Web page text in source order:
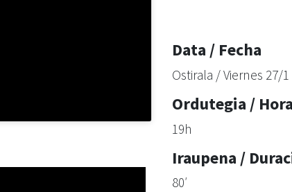
Data / Fecha
Ostirala / Viernes 27/1
Ordutegia /
19h
Iraupena /
80′